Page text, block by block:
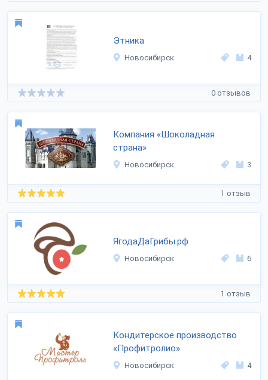
Этника
Новосибирск 4
0 отзывов
Компания «Шоколадная
страна»
Новосибирск 3
1 отзыв
ЯгодаДаГрибы.рф
Новосибирск 6
1 отзыв
Кондитерское производство
«Профитролио»
Новосибирск 4